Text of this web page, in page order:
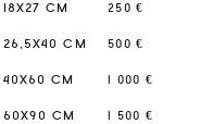
18X27 CM 250€
26,5X40 CM 500€
40X60 CM 1 000€
60X90 CM 1 500€